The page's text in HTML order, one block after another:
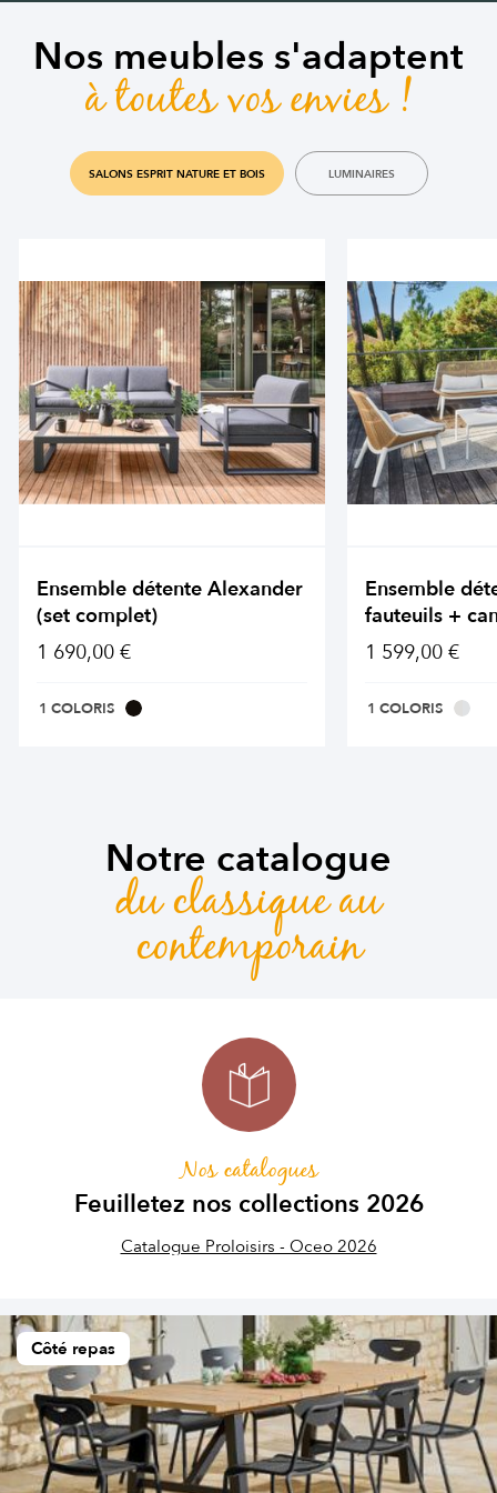
Nos meubles s'adaptent
à toutes vos envies !
SALONS ESPRIT NATURE ET BOIS LUMINAIRES
Ensemble détente Alexander
(set complet)
1 690,00 €
1 COLORIS
Ensemble
fauteuils +
1 599,00 €
1 COLORIS
Notre catalogue
du classique au
contemporain
Nos catalogues
Feuilletez nos collections 2026
Catalogue Proloisirs - Oceo 2026
Côté repas